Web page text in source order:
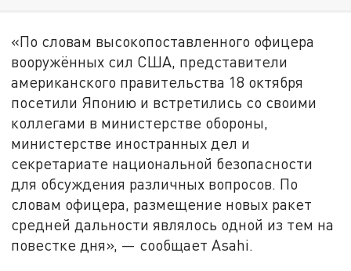
«По словам высокопоставленного офицера
вооружённых сил США, представители
американского правительства 18 октября
посетили Японию и встретились со своими
коллегами в министерстве обороны,
министерстве иностранных дел и
секретариате национальной безопасности
для обсуждения различных вопросов. По
словам офицера, размещение новых ракет
средней дальности являлось одной из тем на
повестке дня», — сообщает Asahi.